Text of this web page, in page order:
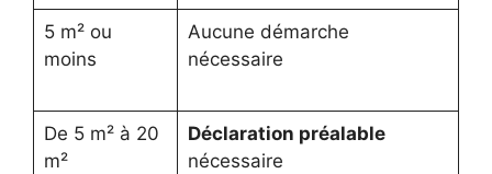
5 m² ou
moins
Aucune démarche
nécessaire
De 5 m² à 20
m²
Déclaration préalable
nécessaire